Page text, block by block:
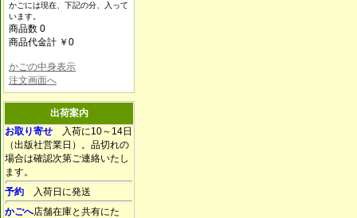
かごには現在、下記の分、入って
います。
商品数 0
商品代金計 ￥0
かごの中身表示
注文画面へ
出荷案内
お取り寄せ 入荷に10～14日
（出版社営業日）。品切れの
場合は確認次第ご連絡いたし
ます。
予約 入荷日に発送
かごへ店舗在庫と共有にた